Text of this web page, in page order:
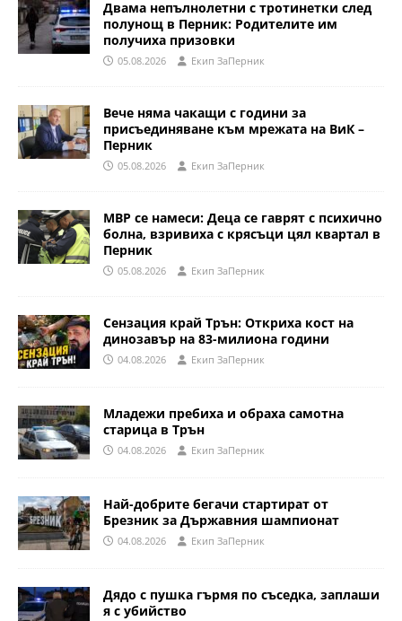
Двама непълнолетни с тротинетки след
полунощ в Перник: Родителите им
получиха призовки
05.08.2026 Eкип ЗаПерник
Вече няма чакащи с години за
присъединяване към мрежата на ВиК –
Перник
05.08.2026 Eкип ЗаПерник
МВР се намеси: Деца се гаврят с психично
болна, взривиха с крясъци цял квартал в
Перник
05.08.2026 Eкип ЗаПерник
Сензация край Трън: Откриха кост на
динозавър на 83-милиона години
04.08.2026 Eкип ЗаПерник
Младежи пребиха и обраха самотна
старица в Трън
04.08.2026 Eкип ЗаПерник
Най-добрите бегачи стартират от
Брезник за Държавния шампионат
04.08.2026 Eкип ЗаПерник
Дядо с пушка гърмя по съседка, заплаши
я с убийство